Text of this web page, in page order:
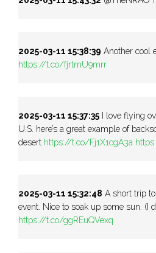
2025-03-11 15:38:39 Another cool
https://t.co/fjrtmU9mrr
2025-03-11 15:37:35 I love flying
U.S. here’s a great example of
desert https://t.co/Fj1X1cgA3a
2025-03-11 15:32:48 A short trip
event. Nice to soak up some sun. (I
https://t.co/ggREuQVexq